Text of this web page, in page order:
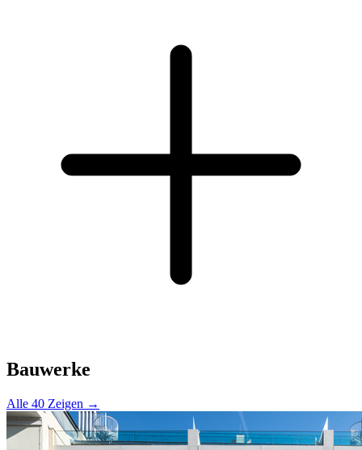
Bauwerke
Alle 40 Zeigen →